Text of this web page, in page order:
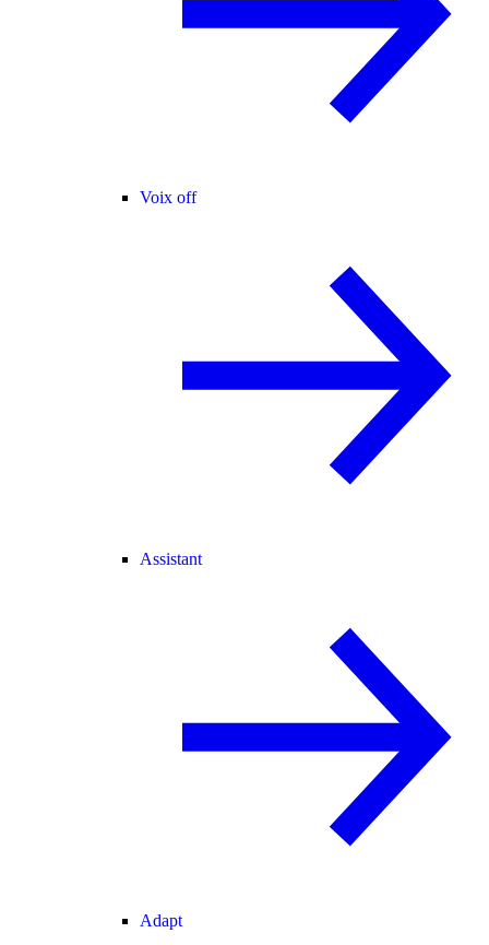
Voix off
Assistant
Adapt